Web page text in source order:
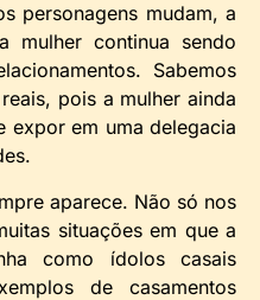
personagens mudam, a
mulher continua sendo
Sabemos
pois a mulher ainda
expor em uma delegacia
aparece. Não só nos
situações em que a
como ídolos casais
de casamentos